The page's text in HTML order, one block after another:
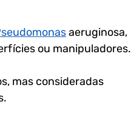
aeruginosa,
ou manipuladores.
mas consideradas